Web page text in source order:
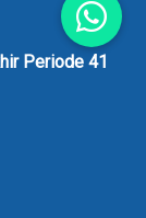
Periode 41